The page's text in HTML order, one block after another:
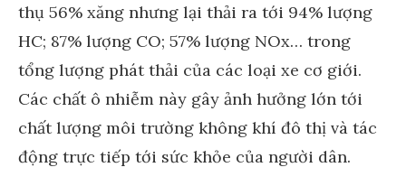
thụ 56% xăng nhưng lại thải ra tới 94% lượng
HC; 87% lượng CO; 57% lượng NOx… trong
tổng lượng phát thải của các loại xe cơ giới.
Các chất ô nhiễm này gây ảnh hưởng lớn tới
chất lượng môi trường không khí đô thị và tác
động trực tiếp tới sức khỏe của người dân.